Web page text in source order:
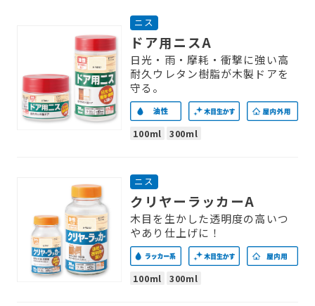
ニス
ドア用ニスA
日光・雨・摩耗・衝撃に強い高
耐久ウレタン樹脂が木製ドアを
守る。
100ml 300ml
ニス
クリヤーラッカーA
木目を生かした透明度の高いつ
やあり仕上げに！
100ml 300ml